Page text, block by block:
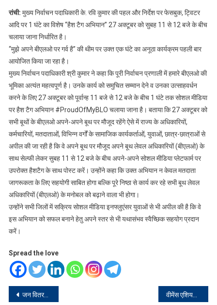
रांची: मुख्य निर्वाचन पदाधिकारी के. रवि कुमार की पहल और निर्देश पर फेसबुक, ट्विटर
आदि पर 1 घंटे का विशेष “हैश टैग अभियान” 27 अक्टूबर को सुबह 11 से 12 बजे के बीच
चलाया जाना निर्धारित है।
“मुझे अपने बीएलओ पर गर्व है” की थीम पर उक्त एक घंटे का अनूठा कार्यक्रम पहली बार
आयोजित किया जा रहा है।
मुख्य निर्वाचन पदाधिकारी श्री कुमार ने कहा कि पूरी निर्वाचन प्रणाली में हमारे बीएलओ की
भूमिका अत्यंत महत्वपूर्ण है। उनके कार्य को समुचित सम्मान देने व उनका उत्साहवर्धन
करने के लिए 27 अक्टूबर को पूर्वान्ह 11 बजे से 12 बजे के बीच 1 घंटे तक सोशल मीडिया
पर हैश टैग अभियान #ProudOfMyBLO चलाया जाना है। बताया कि 27 अक्टूबर को
सभी बूथों के बीएलओ अपने-अपने बूथ पर मौजूद रहेंगे ऐसे में राज्य के अधिकारियों,
कर्मचारियों, मतदाताओं, विभिन्न वर्गों के सामाजिक कार्यकर्ताओं, युवाओं, छात्र-छात्राओं से
अपील की जा रही है कि वे अपने बूथ पर मौजूद अपने बूथ लेवल अधिकारियों (बीएलओ) के
साथ सेल्फी लेकर सुबह 11 से 12 बजे के बीच अपने-अपने सोशल मीडिया प्लेटफार्म पर
उपरोक्त हैशटैग के साथ पोस्ट करें। उन्होंने कहा कि उक्त अभियान न केवल मतदाता
जागरूकता के लिए सहयोगी साबित होगा बल्कि पूरे निष्ठा से कार्य कर रहे सभी बूथ लेवल
अधिकारियों (बीएलओ) के मनोबल को बढ़ाने वाला भी होगा।
उन्होंने सभी जिलों में सक्रिय सोशल मीडिया इनफ्लुएंसर युवाओं से भी अपील की है कि वे
इस अभियान को सफल बनाने हेतु अपने स्तर से भी यथासंभव स्वैच्छिक सहयोग प्रदान
करें।
Spread the love
Post
जन वितरण प्रणाली की दुकान की जांच को पहुंचे उपायुक्त वीमेंस एशियन चैंपियन्स ट्रॉफी की शुरूआत 27 से